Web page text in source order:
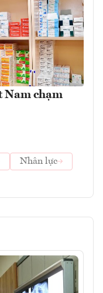
Nam chạm
Nhân lực